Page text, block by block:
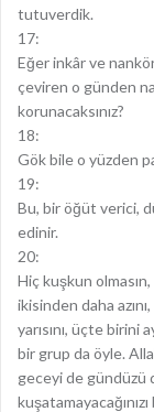
tutuverdik.
17:
Eğer inkâr ve
çeviren o günden
korunacaksınız?
18:
Gök bile o yüzden
19:
Bu, bir öğüt verici,
edinir.
20:
Hiç kuşkun
ikisinden daha azını,
yarısını, üçte
bir grup da öyle.
geceyi de gündüzü